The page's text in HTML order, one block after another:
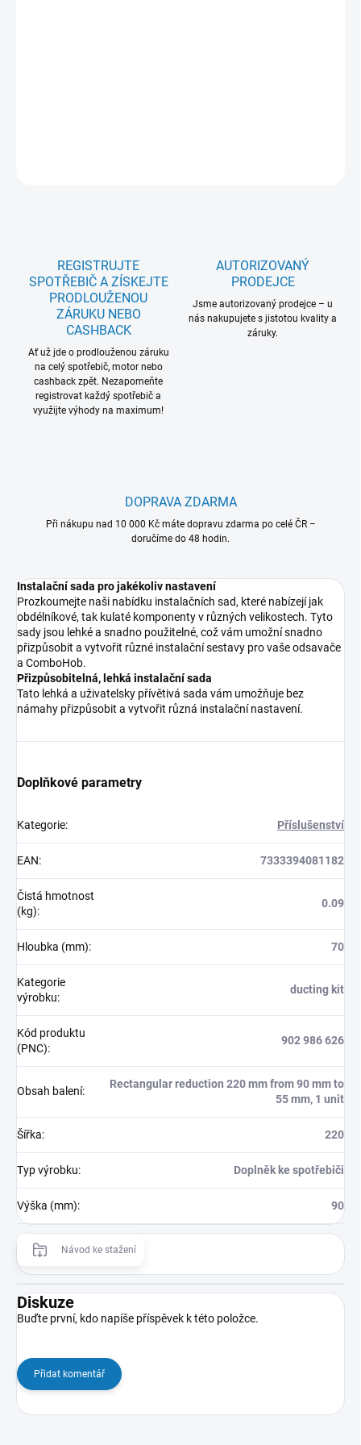
REGISTRUJTE
SPOTŘEBIČ A ZÍSKEJTE
PRODLOUŽENOU
ZÁRUKU NEBO
CASHBACK
Ať už jde o prodlouženou záruku
na celý spotřebič, motor nebo
cashback zpět. Nezapomeňte
registrovat každý spotřebič a
využijte výhody na maximum!
AUTORIZOVANÝ
PRODEJCE
Jsme autorizovaný prodejce – u
nás nakupujete s jistotou kvality a
záruky.
DOPRAVA ZDARMA
Při nákupu nad 10 000 Kč máte dopravu zdarma po celé ČR –
doručíme do 48 hodin.
Instalační sada pro jakékoliv nastavení
Prozkoumejte naši nabídku instalačních sad, které nabízejí jak
obdélníkové, tak kulaté komponenty v různých velikostech. Tyto
sady jsou lehké a snadno použitelné, což vám umožní snadno
přizpůsobit a vytvořit různé instalační sestavy pro vaše odsavače
a ComboHob.
Přizpůsobitelná, lehká instalační sada
Tato lehká a uživatelsky přívětivá sada vám umožňuje bez
námahy přizpůsobit a vytvořit různá instalační nastavení.
Doplňkové parametry
Kategorie: Příslušenství
EAN: 7333394081182
Čistá hmotnost
(kg):
0.09
Hloubka (mm): 70
Kategorie
výrobku:
ducting kit
Kód produktu
(PNC):
902 986 626
Obsah balení:
Rectangular reduction 220 mm from 90 mm to
55 mm, 1 unit
Šířka: 220
Typ výrobku: Doplněk ke spotřebiči
Výška (mm): 90
Návod ke stažení
Diskuze
Buďte první, kdo napíše příspěvek k této položce.
Přidat komentář